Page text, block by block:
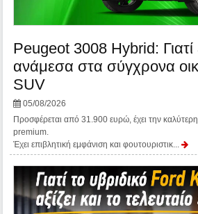
Peugeot 3008 Hybrid: Γιατί
ανάμεσα στα σύγχρονα
SUV
05/08/2026
Προσφέρεται από 31.900 ευρώ, έχει την
premium.
Έχει επιβλητική εμφάνιση και φουτουριστικ...